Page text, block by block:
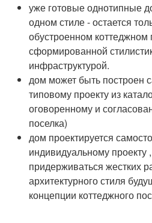
уже готовые однотипные
одном стиле - остается
обустроенном коттеджном
сформированной
инфраструктурой.
дом может быть построен
типовому проекту из
оговоренному и
поселка)
дом проектируется
индивидуальному проекту
придерживаться жестких
архитектурного стиля
концепции коттеджного